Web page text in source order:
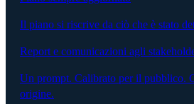
Il piano si riscrive da ciò che è stato
Report e comunicazioni agli
Un prompt. Calibrato per il pubblico.
origine.